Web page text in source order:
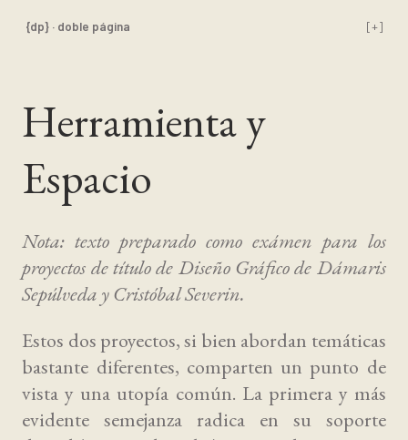
{dp} · doble página [+]
Herramienta y
Espacio
Nota: texto preparado como exámen para los
proyectos de título de Diseño Gráfico de Dámaris
Sepúlveda y Cristóbal Severin.
Estos dos proyectos, si bien abordan temáticas
bastante diferentes, comparten un punto de
vista y una utopía común. La primera y más
evidente semejanza radica en su soporte